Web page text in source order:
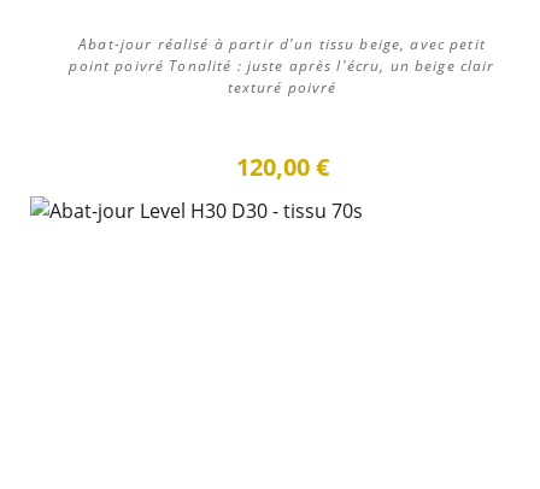
Abat-jour réalisé à partir d'un tissu beige, avec petit
point poivré Tonalité : juste après l'écru, un beige clair
texturé poivré
120,00 €